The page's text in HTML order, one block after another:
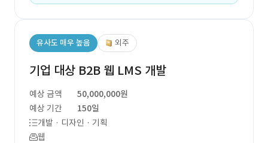
유사도 매우 높음 외주
기업 대상 B2B 웹 LMS 개발
예상 금액
50,000,000원
예상 기간
150일
개발 · 디자인 · 기획
웹